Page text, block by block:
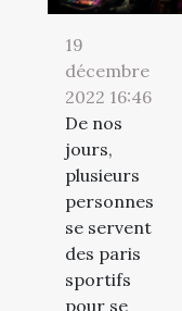
19
décembre
2022 16:46
De nos
jours,
plusieurs
personnes
se servent
des paris
sportifs
pour se